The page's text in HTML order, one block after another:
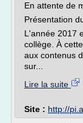
En attente de
Présentation
L'année 2017
collège. À
aux contenus
sur...
Lire la suite
Site : http://